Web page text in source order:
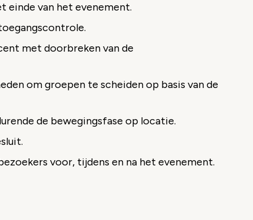
einde van het evenement.
met doorbreken van de
om groepen te scheiden op basis van de
de bewegingsfase op locatie.
voor, tijdens en na het evenement.